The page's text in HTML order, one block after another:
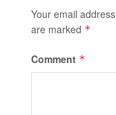
Your email
are marked *
Comment *